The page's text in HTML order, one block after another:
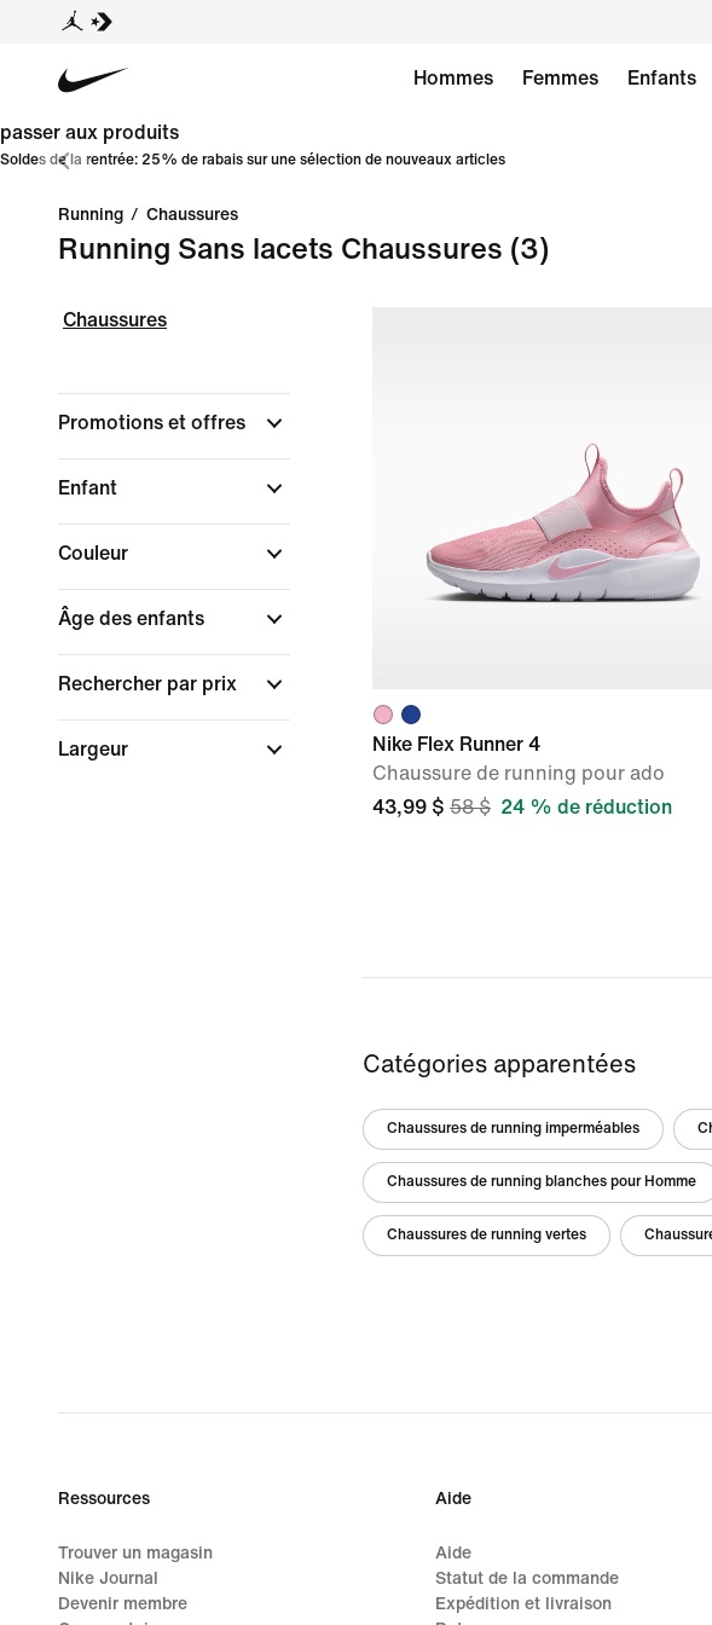
Hommes Femmes Enfants
passer aux produits
Soldes de la rentrée: 25% de rabais sur une sélection de nouveaux articles
Running / Chaussures
Running Sans lacets Chaussures (3)
Chaussures
Promotions et offres
Enfant
Couleur
Âge des enfants
Rechercher par prix
Largeur
Nike Flex Runner 4
Chaussure de running pour ado
43,99 $ 58 $ 24 % de réduction
Catégories apparentées
Chaussures de running imperméables
Chaussures de running blanches pour Homme
Chaussures de running vertes
Ressources
Trouver un magasin
Nike Journal
Devenir membre
Aide
Aide
Statut de la commande
Expédition et livraison